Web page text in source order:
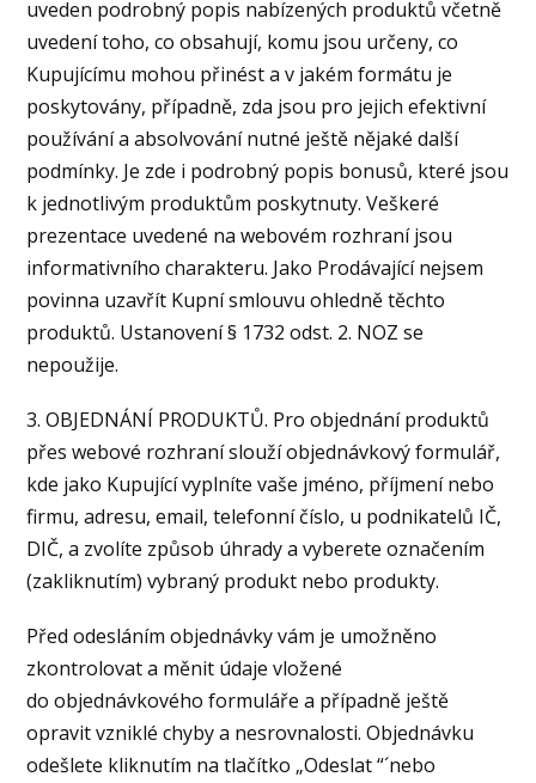
uveden podrobný popis nabízených produktů včetně
uvedení toho, co obsahují, komu jsou určeny, co
Kupujícímu mohou přinést a v jakém formátu je
poskytovány, případně, zda jsou pro jejich efektivní
používání a absolvování nutné ještě nějaké další
podmínky. Je zde i podrobný popis bonusů, které jsou
k jednotlivým produktům poskytnuty. Veškeré
prezentace uvedené na webovém rozhraní jsou
informativního charakteru. Jako Prodávající nejsem
povinna uzavřít Kupní smlouvu ohledně těchto
produktů. Ustanovení § 1732 odst. 2. NOZ se
nepoužije.
3. OBJEDNÁNÍ PRODUKTŮ. Pro objednání produktů
přes webové rozhraní slouží objednávkový formulář,
kde jako Kupující vyplníte vaše jméno, příjmení nebo
firmu, adresu, email, telefonní číslo, u podnikatelů IČ,
DIČ, a zvolíte způsob úhrady a vyberete označením
(zakliknutím) vybraný produkt nebo produkty.
Před odesláním objednávky vám je umožněno
zkontrolovat a měnit údaje vložené
do objednávkového formuláře a případně ještě
opravit vzniklé chyby a nesrovnalosti. Objednávku
odešlete kliknutím na tlačítko „Odeslat “´nebo